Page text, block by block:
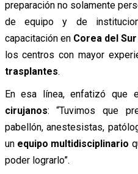
preparación no solamente
de equipo y de
capacitación en Corea del Sur
los centros con mayor
trasplantes.
En esa línea, enfatizó
cirujanos: “Tuvimos que
pabellón, anestesistas,
un equipo multidisciplinario
poder lograrlo”.